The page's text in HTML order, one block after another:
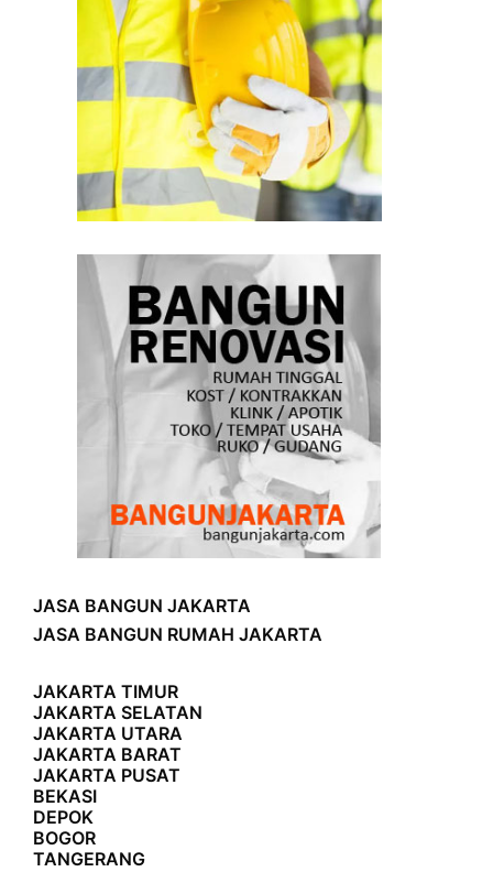
JASA BANGUN JAKARTA
JASA BANGUN RUMAH JAKARTA
JAKARTA TIMUR
JAKARTA SELATAN
JAKARTA UTARA
JAKARTA BARAT
JAKARTA PUSAT
BEKASI
DEPOK
BOGOR
TANGERANG